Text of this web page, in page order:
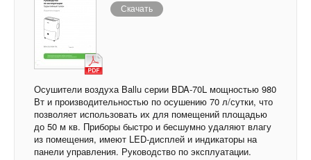
Скачать
Осушители воздуха Ballu серии BDA-70L мощностью 980
Вт и производительностью по осушению 70 л/сутки, что
позволяет использовать их для помещений площадью
до 50 м кв. Приборы быстро и бесшумно удаляют влагу
из помещения, имеют LED-дисплей и индикаторы на
панели управления. Руководство по эксплуатации.